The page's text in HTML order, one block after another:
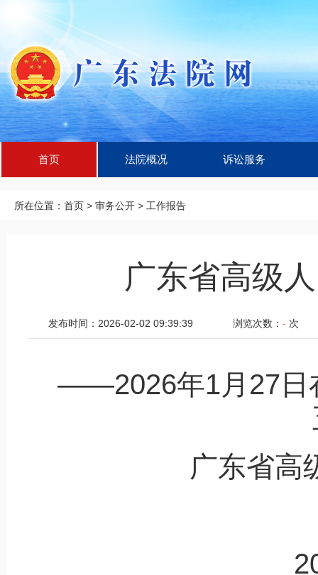
首页 法院概况 诉讼服务
所在位置： 首页 > 审务公开 > 工作报告
广东省高级
发布时间：2026-02-02 09:39:39 浏览次数： - 次
——2026年1月27日
广东省高